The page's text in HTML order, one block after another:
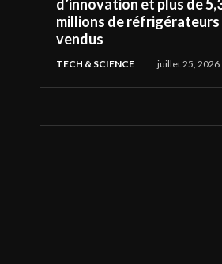
d’innovation et plus de
millions de réfrigérateurs
vendus
TECH & SCIENCE juillet 25, 2026